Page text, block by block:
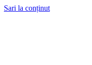
Sari la conținut